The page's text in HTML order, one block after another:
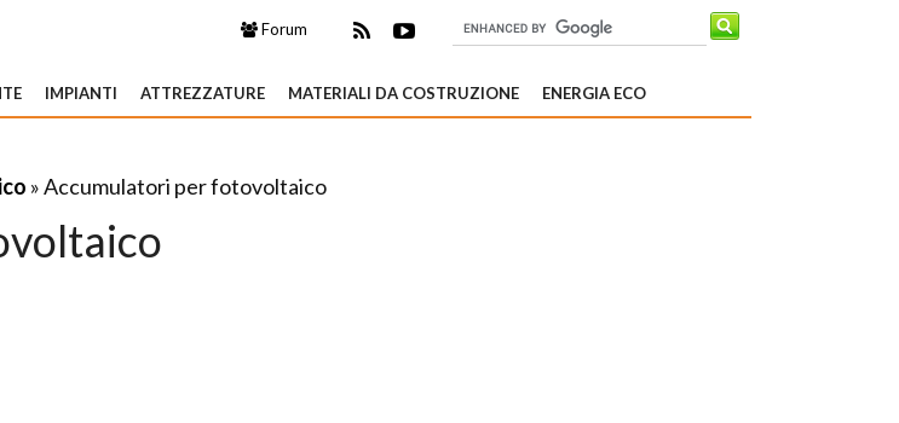
Forum
IMPIANTI ATTREZZATURE MATERIALI DA COSTRUZIONE ENERGIA ECO
» Accumulatori per fotovoltaico